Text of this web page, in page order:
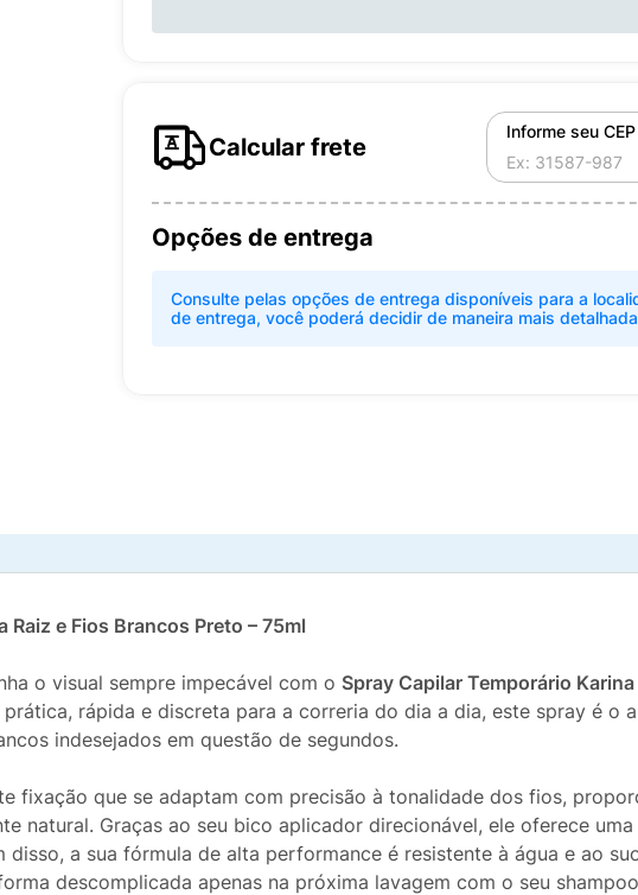
Calcular frete
Informe seu CEP
Opções de entrega
Consulte pelas opções de entrega disponíveis para a
de entrega, você poderá decidir de maneira mais
e Fios Brancos Preto – 75ml
o visual sempre impecável com o Spray Capilar Temporário
rápida e discreta para a correria do dia a dia, este spray é o
indesejados em questão de segundos.
fixação que se adaptam com precisão à tonalidade dos fios,
natural. Graças ao seu bico aplicador direcionável, ele oferece
a sua fórmula de alta performance é resistente à água e ao
descomplicada apenas na próxima lavagem com o seu